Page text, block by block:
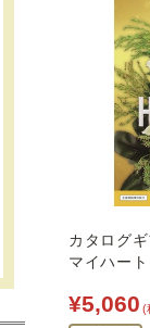
カタログ
マイハー
¥5,060 (